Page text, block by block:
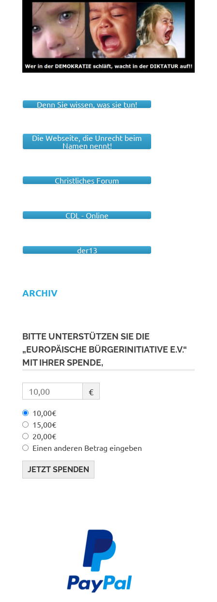
Denn Sie wissen, was sie tun!
Die Webseite, die Unrecht beim
Namen nennt!
Christliches Forum
CDL - Online
der13
ARCHIV
BITTE UNTERSTÜTZEN SIE DIE
„EUROPÄISCHE BÜRGERINITIATIVE E.V.“
MIT IHRER SPENDE,
€
10,00€
15,00€
20,00€
Einen anderen Betrag eingeben
JETZT SPENDEN